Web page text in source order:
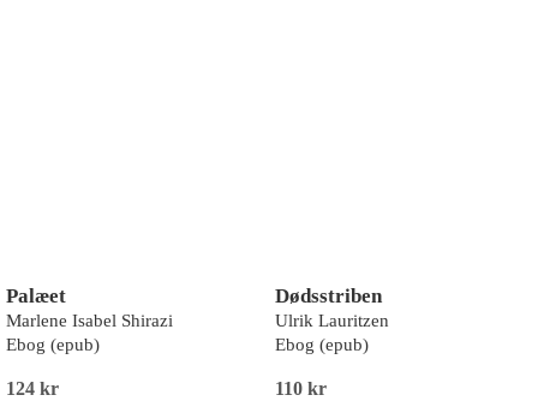
Palæet
Marlene Isabel Shirazi
Ebog (epub)
124 kr
Dødsstriben
Ulrik Lauritzen
Ebog (epub)
110 kr